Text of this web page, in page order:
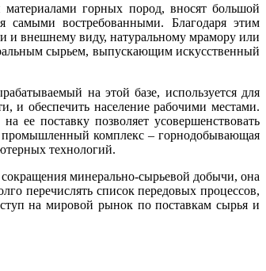
горных пород, вносят большой
самыми востребованными. Благодаря этим
и внешнему виду, натуральному мрамору или
сырьем, выпускающим искусственный
на этой базе, используется для
и обеспечить население рабочими местами.
ее поставку позволяет усовершенствовать
промышленный комплекс – горнодобывающая
технологий.
минерально-сырьевой добычи, она
перечислять список передовых процессов,
на мировой рынок по поставкам сырья и